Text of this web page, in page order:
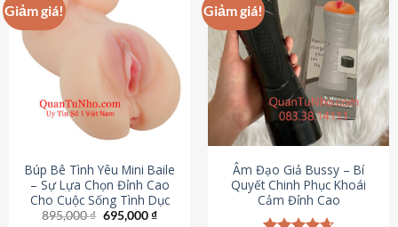
nhiều
biến
thể.
chọn
thể
chọn
trên
trang
Giảm giá!
Búp Bê Tình Yêu Mini Baile
– Sự Lựa Chọn Đỉnh Cao
Cho Cuộc Sống Tình Dục
895,000₫ Giá
695,000₫Giá
Giảm giá!
Âm Đạo Giả Bussy – Bí
Quyết Chinh Phục Khoái
Cảm Đỉnh Cao